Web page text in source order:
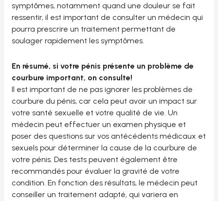
symptômes, notamment quand une douleur se fait
ressentir, il est important de consulter un médecin qui
pourra prescrire un traitement permettant de
soulager rapidement les symptômes.
En résumé, si votre pénis présente un problème de
courbure important, on consulte!
Il est important de ne pas ignorer les problèmes de
courbure du pénis, car cela peut avoir un impact sur
votre santé sexuelle et votre qualité de vie. Un
médecin peut effectuer un examen physique et
poser des questions sur vos antécédents médicaux et
sexuels pour déterminer la cause de la courbure de
votre pénis. Des tests peuvent également être
recommandés pour évaluer la gravité de votre
condition. En fonction des résultats, le médecin peut
conseiller un traitement adapté, qui variera en